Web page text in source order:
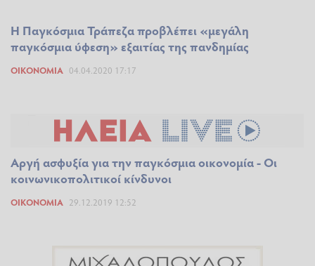
Η Παγκόσμια Τράπεζα προβλέπει «μεγάλη
παγκόσμια ύφεση» εξαιτίας της πανδημίας
ΟΙΚΟΝΟΜΊΑ 04.04.2020 17:17
Αργή ασφυξία για την παγκόσμια οικονομία - Οι
κοινωνικοπολιτικοί κίνδυνοι
ΟΙΚΟΝΟΜΊΑ 29.12.2019 12:52